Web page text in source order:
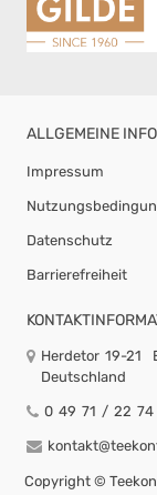
ALLGEMEINE
Impressum
Datenschutz
Barrierefreiheit
Herdetor 19-21
Deutschland
0 49 71 / 22 74
Copyright ©